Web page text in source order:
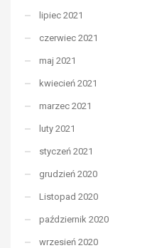
lipiec 2021
czerwiec 2021
maj 2021
kwiecień 2021
marzec 2021
luty 2021
styczeń 2021
grudzień 2020
Listopad 2020
październik 2020
wrzesień 2020